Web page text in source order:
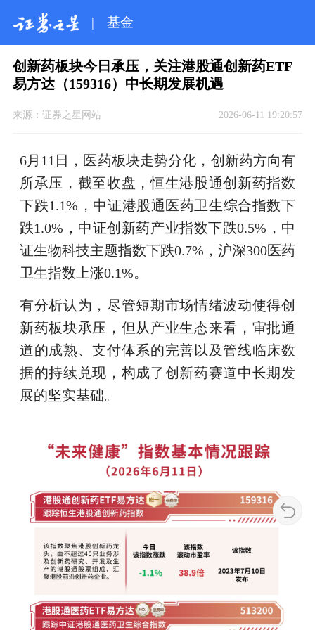
| 基金
创新药板块今日承压，关注港股通创新药ETF
易方达（159316）中长期发展机遇
来源： 证券之星网站 2026-06-11 19:20:57
6月11日，医药板块走势分化，创新药方向有
所承压，截至收盘，恒生港股通创新药指数
下跌1.1%，中证港股通医药卫生综合指数下
跌1.0%，中证创新药产业指数下跌0.5%，中
证生物科技主题指数下跌0.7%，沪深300医药
卫生指数上涨0.1%。
有分析认为，尽管短期市场情绪波动使得创
新药板块承压，但从产业生态来看，审批通
道的成熟、支付体系的完善以及管线临床数
据的持续兑现，构成了创新药赛道中长期发
展的坚实基础。